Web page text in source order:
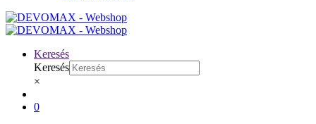
Keresés
Keresés
×
0